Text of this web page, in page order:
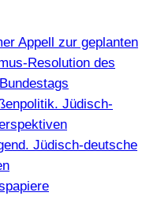
Appell zur geplanten
Resolution des
Jüdisch-
Jüdisch-deutsche